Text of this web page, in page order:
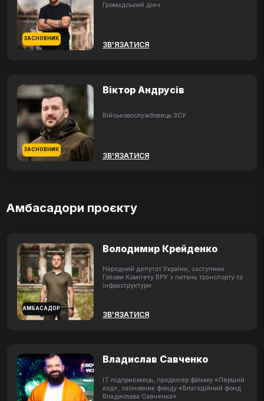
ЗАСНОВНИК
Громадський діяч
ЗВ'ЯЗАТИСЯ
ЗАСНОВНИК
Віктор Андрусів
Військовослужбовець ЗСУ
ЗВ'ЯЗАТИСЯ
Амбасадори проєкту
АМБАСАДОР
Володимир Крейденко
Народний депутат України, заступник
Голови Комітету ВРУ з питань транспорту та
інфраструктури
ЗВ'ЯЗАТИСЯ
Владислав Савченко
ІТ підприємець, продюсер фільму «Перший
код», засновник фонду «Благодійний фонд
Владислава Савченка»